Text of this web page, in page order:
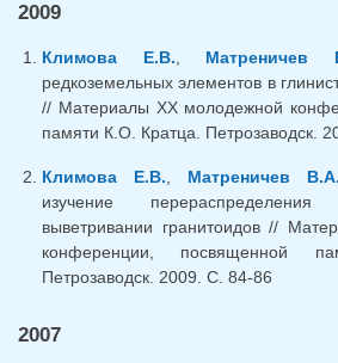
2009
Климова Е.В. Матреничев
редкоземельных элементов в
// Материалы XX молодежной
памяти К.О. Кратца. Петрозаводск.
Климова Е.В. Матреничев В.А.
изучение
выветривании гранитоидов //
конференции, посвященной
Петрозаводск. 2009. С. 84-86
2007